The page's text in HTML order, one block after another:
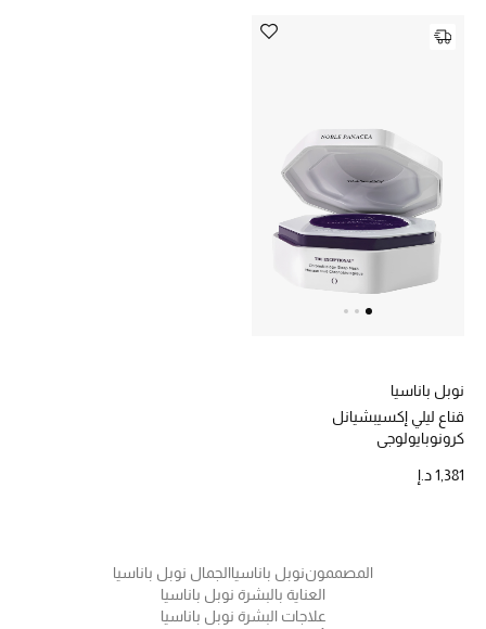
الرجال
الجمال
مستلزمات المنزل
نسوقوا أحدث ما وصلنا
النساء
نوبل باناسيا
قناع ليلي إكسيبشيانل
كرونوبايولوجي
1,381 د.إ
المصمموننوبل باناسياالجمال نوبل باناسيا
العناية بالبشرة نوبل باناسيا
علاجات البشرة نوبل باناسيا